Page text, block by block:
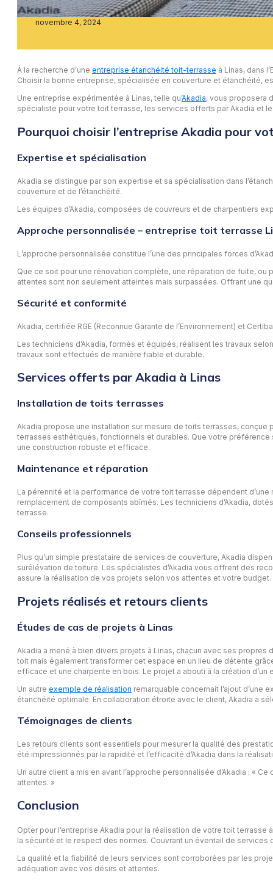
novembre 4, 2024
À la recherche d’une entreprise étanchéité toit-terrasse à Linas, dans
Choisir la bonne entreprise, spécialisée en couverture et étanchéité,
Une entreprise expérimentée à Linas, telle qu’Akadia, vous proposera
spécialiste pour votre toit terrasse, les services offerts par Akadia et
Pourquoi choisir l’entreprise Akadia pour
Expertise et spécialisation
Akadia se distingue par son expertise et sa spécialisation dans
couverture et de l’étanchéité.
Les équipes d’Akadia, composées de couvreurs et de charpentiers
Approche personnalisée – entreprise toit terrasse
L’approche personnalisée constitue l’une des principales forces
Que ce soit pour une rénovation complète, une réparation de fuite,
attentes sont non seulement atteintes mais surpassées. Offrant une
Sécurité et conformité
Akadia, certifiée RGE (Reconnue Garante de l’Environnement) et
Les techniciens d’Akadia, formés et équipés, réalisent les travaux
travaux sont effectués de manière fiable et durable.
Services offerts par Akadia à Linas
Installation de toits terrasses
Akadia propose une installation sur mesure de toits terrasses,
terrasses esthétiques, fonctionnels et durables. Que votre
une construction robuste et efficace.
Maintenance et réparation
La pérennité et la performance de votre toit terrasse dépendent
remplacement de composants abîmés. Les techniciens d’Akadia,
terrasse.
Conseils professionnels
Plus qu’un simple prestataire de services de couverture, Akadia
surélévation de toiture. Les spécialistes d’Akadia vous offrent des
assure la réalisation de vos projets selon vos attentes et votre budget.
Projets réalisés et retours clients
Études de cas de projets à Linas
Akadia a mené à bien divers projets à Linas, chacun avec ses
toit mais également transformer cet espace en un lieu de détente
efficace et une charpente en bois. Le projet a abouti à la création
Un autre exemple de réalisation remarquable concernait l’ajout d’une
étanchéité optimale. En collaboration étroite avec le client, Akadia a
Témoignages de clients
Les retours clients sont essentiels pour mesurer la qualité des
été impressionnés par la rapidité et l’efficacité d’Akadia dans la
Un autre client a mis en avant l’approche personnalisée d’Akadia : «
attentes. »
Conclusion
Opter pour l’entreprise Akadia pour la réalisation de votre toit
la sécurité et le respect des normes. Couvrant un éventail de services
La qualité et la fiabilité de leurs services sont corroborées par les
adéquation avec vos désirs et attentes.